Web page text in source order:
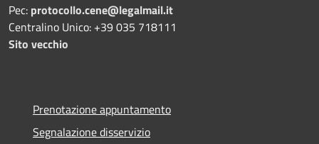
Pec: protocollo.cene@legalmail.it
Centralino Unico: +39 035 718111
Sito vecchio
Prenotazione appuntamento
Segnalazione disservizio